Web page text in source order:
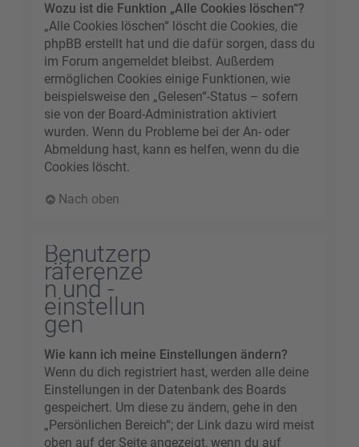
Wozu ist die Funktion „Alle Cookies löschen“?
„Alle Cookies löschen“ löscht die Cookies, die
phpBB erstellt hat und die dafür sorgen, dass du
im Forum angemeldet bleibst. Außerdem
ermöglichen Cookies einige Funktionen, wie
beispielsweise den „Gelesen“-Status – sofern
sie von der Board-Administration aktiviert
wurden. Wenn du Probleme bei der An- oder
Abmeldung hast, kann es helfen, wenn du die
Cookies löscht.
Nach oben
Benutzerp
räferenze
n und -
einstellun
gen
Wie kann ich meine Einstellungen ändern?
Wenn du dich registriert hast, werden alle deine
Einstellungen in der Datenbank des Boards
gespeichert. Um diese zu ändern, gehe in den
„Persönlichen Bereich“; der Link dazu wird meist
oben auf der Seite angezeigt, wenn du auf